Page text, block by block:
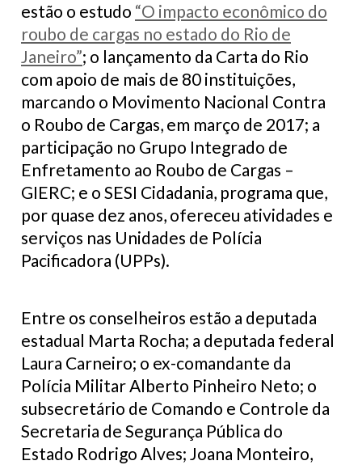
estão o estudo “O impacto econômico do
roubo de cargas no estado do Rio de
Janeiro”; o lançamento da Carta do Rio
com apoio de mais de 80 instituições,
marcando o Movimento Nacional Contra
o Roubo de Cargas, em março de 2017; a
participação no Grupo Integrado de
Enfretamento ao Roubo de Cargas –
GIERC; e o SESI Cidadania, programa que,
por quase dez anos, ofereceu atividades e
serviços nas Unidades de Polícia
Pacificadora (UPPs).
Entre os conselheiros estão a deputada
estadual Marta Rocha; a deputada federal
Laura Carneiro; o ex-comandante da
Polícia Militar Alberto Pinheiro Neto; o
subsecretário de Comando e Controle da
Secretaria de Segurança Pública do
Estado Rodrigo Alves; Joana Monteiro,